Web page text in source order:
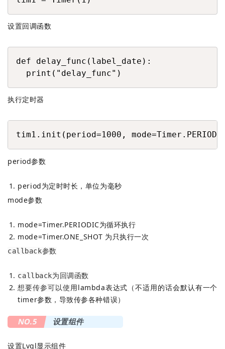
设置回调函数
def delay_func(label_date):
  print("delay_func")
执行定时器
tim1.init(period=1000, COPY
period参数
period为定时时长，单位为毫秒
mode参数
mode=Timer.PERIODIC为循环执行
mode=Timer.ONE_SHOT 为只执行一次
callback参数
callback为回调函数
想要传参可以使用lambda表达式（不适用的话会默认有一个
timer参数，导致传参各种错误）
NO.5 设置组件
设置Lvgl显示组件